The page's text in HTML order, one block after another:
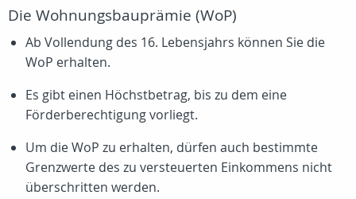
Die Wohnungsbauprämie (WoP)
Ab Vollendung des 16. Lebensjahrs können Sie die
WoP erhalten.
Es gibt einen Höchstbetrag, bis zu dem eine
Förderberechtigung vorliegt.
Um die WoP zu erhalten, dürfen auch bestimmte
Grenzwerte des zu versteuerten Einkommens nicht
überschritten werden.